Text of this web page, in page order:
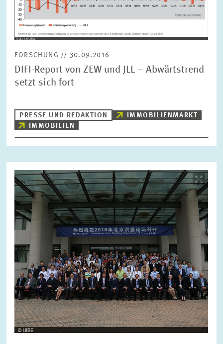
FORSCHUNG
SERVICE
GREMIEN
HEINZ-KÖNIG-AWARD
WISSENSCHAFTSPREIS
Jahr
Bitte wählen Sie ein Jahr
Monat
Bereiche
Bitte wählen
Themen
Bitte wählen
Schlagworte
ZURÜCKSETZEN SUCHEN
FORSCHUNG // 30.09.2016
DIFI-Report von ZEW und JLL – Abwärtstrend
setzt sich fort
PRESSE UND REDAKTION
IMMOBILIENMARKT
IMMOBILIEN
Bild
öffnet
in
vergrößerter
Ansicht